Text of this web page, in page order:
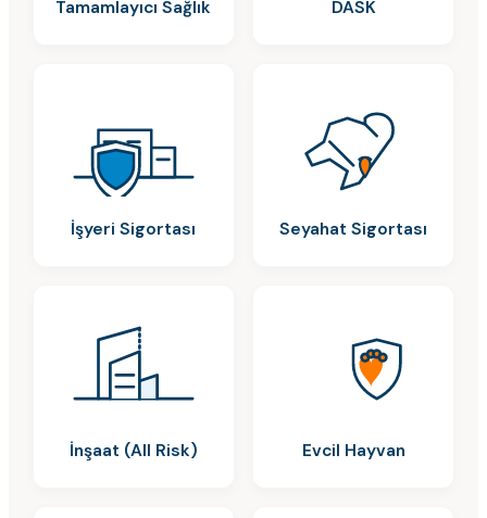
Tamamlayıcı Sağlık DASK
İşyeri Sigortası Seyahat Sigortası
İnşaat (All Risk) Evcil Hayvan